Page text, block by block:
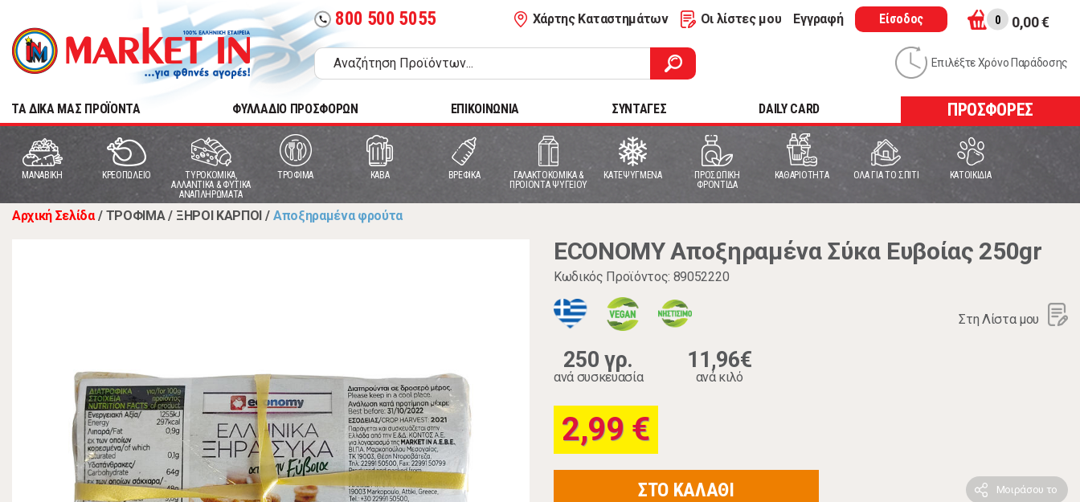
call 800 500 5055 Χάρτης Καταστημάτων Οι λίστες μου Εγγραφή Είσοδος 0 0,00 €
Επιλέξτε Χρόνο Παράδοσης
TA ΔΙΚΑ ΜΑΣ ΠΡΟΪΟΝΤΑ ΦΥΛΛΑΔΙΟ ΠΡΟΣΦΟΡΩΝ ΕΠΙΚΟΙΝΩΝΙΑ ΣΥΝΤΑΓΕΣ DAILY CARD ΠΡΟΣΦΟΡΕΣ
MANABIKH ΚΡΕΟΠΩΛΕΙΟ
ΤΥΡΟΚΟΜΙΚΑ,
ΑΛΛΑΝΤΙΚΑ & ΦΥΤΙΚΑ
ΑΝΑΠΛΗΡΩΜΑΤΑ
ΤΡΟΦΙΜΑ ΚΑΒΑ ΒΡΕΦΙΚΑ
ΓΑΛΑΚΤΟΚΟΜΙΚΑ &
ΠΡΟΙΟΝΤΑ ΨΥΓΕΙΟΥ
ΚΑΤΕΨΥΓΜΕΝΑ
ΠΡΟΣΩΠΙΚΗ
ΦΡΟΝΤΙΔΑ
ΚΑΘΑΡΙΟΤΗΤΑ ΟΛΑ ΓΙΑ ΤΟ ΣΠΙΤΙ ΚΑΤΟΙΚΙΔΙΑ
Αρχική Σελίδα / ΤΡΟΦΙΜΑ / ΞΗΡΟΙ ΚΑΡΠΟΙ / Αποξηραμένα φρούτα
ECONOMY Αποξηραμένα Σύκα Ευβοίας 250gr
Κωδικός Προϊόντος: 89052220
Στη Λίστα μου
250 γρ.
ανά συσκευασία
11,96€
ανά κιλό
2,99 €
ΣΤΟ ΚΑΛΑΘΙ Μοιράσου το